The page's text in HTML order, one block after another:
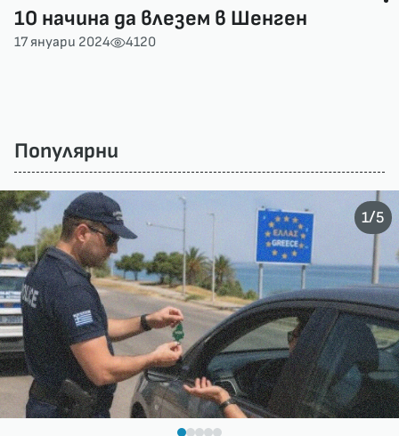
10 начина да влезем в Шенген
17 януари 2024 4120
Популярни
1/5